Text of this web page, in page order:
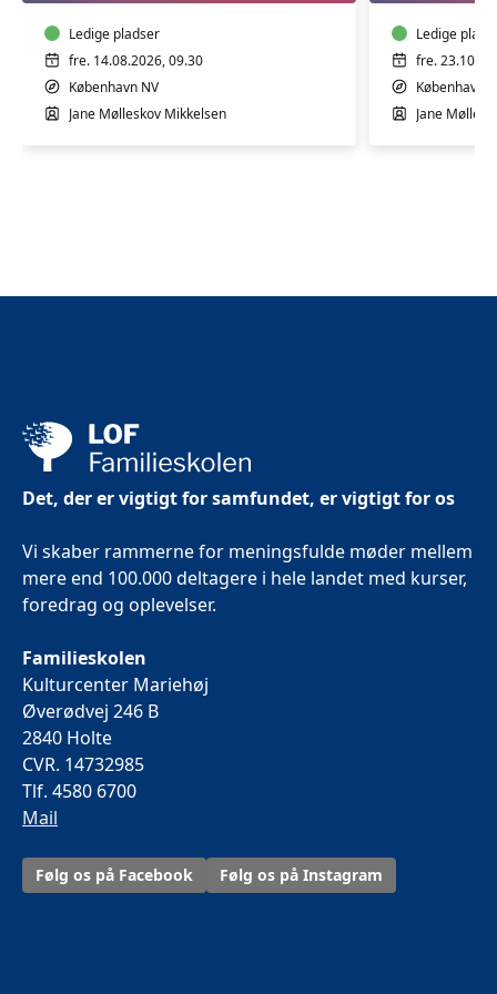
2-
4
år
Ledige pladser
fre. 14.08.2026, 09.30
København NV
Jane Mølleskov Mikkelsen
2-
4
år
Ledige
fre.
København
Jane
Det, der er vigtigt for samfundet, er vigtigt for os
Vi skaber rammerne for meningsfulde møder mellem
mere end 100.000 deltagere i hele landet med kurser,
foredrag og oplevelser.
Familieskolen
Kulturcenter Mariehøj
Øverødvej 246 B
2840 Holte
CVR. 14732985
Tlf. 4580 6700
Mail
Følg os på Facebook Følg os på Instagram